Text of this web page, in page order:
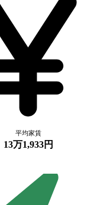
平均家賃
13万1,933円